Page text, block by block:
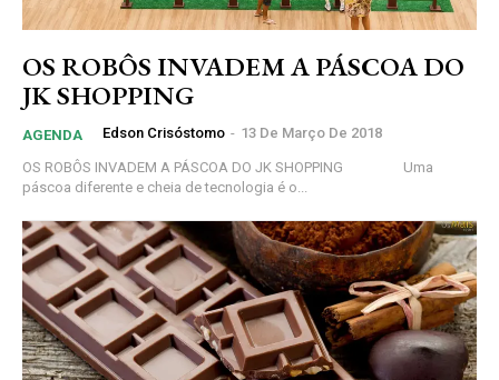
OS ROBÔS INVADEM A PÁSCOA DO
JK SHOPPING
AGENDA Edson Crisóstomo - 13 De Março De 2018
OS ROBÔS INVADEM A PÁSCOA DO JK SHOPPING Uma
páscoa diferente e cheia de tecnologia é o...